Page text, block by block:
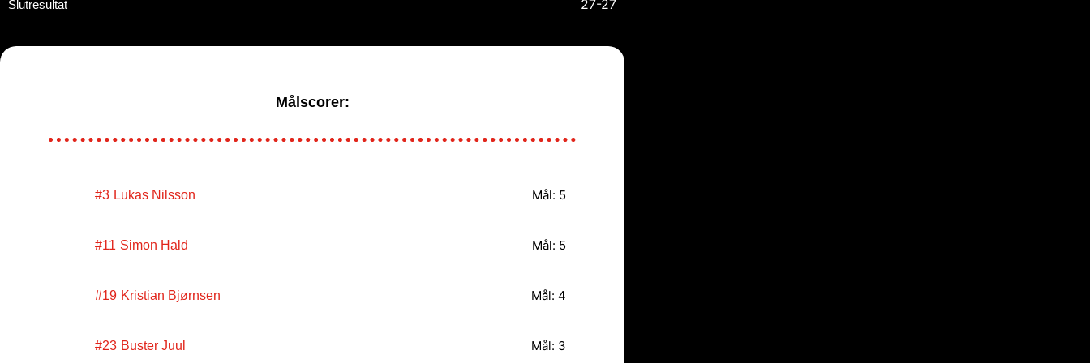
Slutresultat 27-27
Målscorer:
#3 Lukas Nilsson Mål: 5
#11 Simon Hald Mål: 5
#19 Kristian Bjørnsen Mål: 4
#23 Buster Juul Mål: 3